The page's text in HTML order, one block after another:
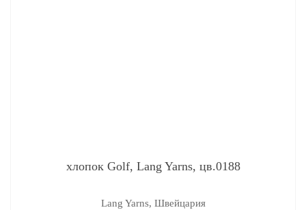
хлопок Golf, Lang Yarns, цв.0188
Lang Yarns, Швейцария